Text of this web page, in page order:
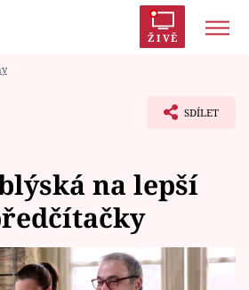
ŽIVĚ
SDÍLET
na lepší